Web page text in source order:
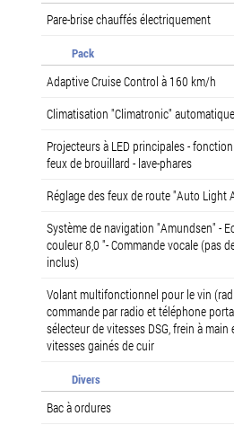
Pare-brise chauffés électriquement
Pack
Adaptive Cruise Control à 160 km/h
Climatisation "Climatronic"
Projecteurs à LED principales - fonction
feux de brouillard - lave-phares
Réglage des feux de route "Auto Light
Système de navigation "Amundsen" -
couleur 8,0 "- Commande vocale (pas
inclus)
Volant multifonctionnel pour le vin
commande par radio et téléphone
sélecteur de vitesses DSG, frein à main
vitesses gainés de cuir
Divers
Bac à ordures